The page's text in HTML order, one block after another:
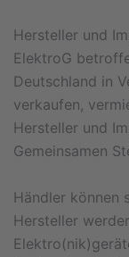
Hersteller und
ElektroG
Deutschland in
verkaufen,
Hersteller und
Gemeinsamen
Händler können
Hersteller